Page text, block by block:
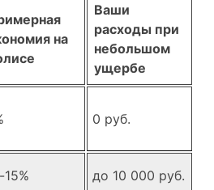
на
Ваши
расходы при
небольшом
ущербе
0 руб.
15% до 10 000 руб.